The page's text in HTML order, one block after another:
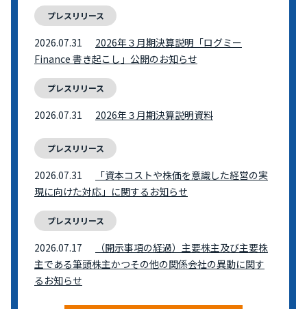
プレスリリース
2026.07.31
2026年３月期決算説明「ログミー
Finance 書き起こし」公開のお知らせ
プレスリリース
2026.07.31 2026年３月期決算説明資料
プレスリリース
2026.07.31
「資本コストや株価を意識した経営の実
現に向けた対応」に関するお知らせ
プレスリリース
2026.07.17
（開示事項の経過）主要株主及び主要株
主である筆頭株主かつその他の関係会社の異動に関す
るお知らせ